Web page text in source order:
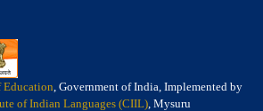
, Government of India, Implemented by
of Indian Languages (CIIL), Mysuru